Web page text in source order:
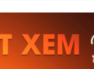
Nam MTS-
1AVDF
Mua ngay